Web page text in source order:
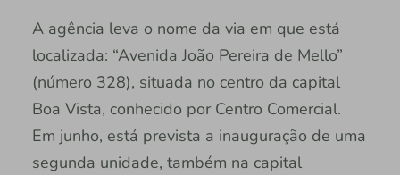
A agência leva o nome da via em que está
localizada: “Avenida João Pereira de Mello”
(número 328), situada no centro da capital
Boa Vista, conhecido por Centro Comercial.
Em junho, está prevista a inauguração de uma
segunda unidade, também na capital